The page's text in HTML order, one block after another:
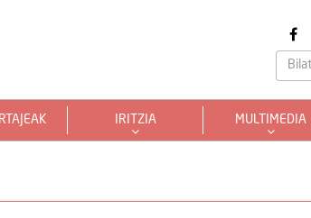
IRITZIA MULTIMEDIA